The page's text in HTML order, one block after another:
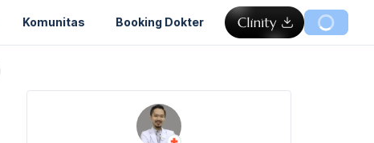
Komunitas Booking Dokter